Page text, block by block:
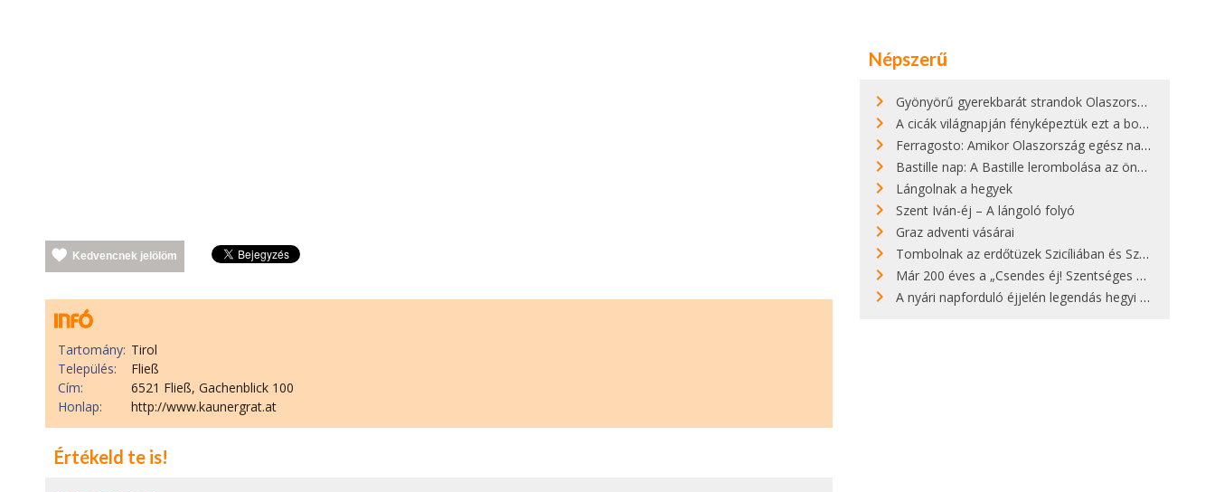
Kedvencnek jelölöm
Tartomány: Tirol
Település:
Fließ
Cím:
6521 Fließ, Gachenblick 100
Honlap:
http://www.kaunergrat.at
Értékeld te is!
Népszerű
Gyönyörű gyerekbarát strandok Olaszországban - megmutatjuk a 15 legjobbat
A cicák világnapján fényképeztük ezt a bokor alatt hűsölő cicát Kisorosziban
Ferragosto: Amikor Olaszország egész nap nyaral
Bastille nap: A Bastille lerombolása az önkényuralom végét jelentette
Lángolnak a hegyek
Szent Iván-éj – A lángoló folyó
Graz adventi vásárai
Tombolnak az erdőtüzek Szicíliában és Szardínián
Már 200 éves a „Csendes éj! Szentséges éj!”
A nyári napforduló éjjelén legendás hegyi tüzek világítják meg Zugspitzét